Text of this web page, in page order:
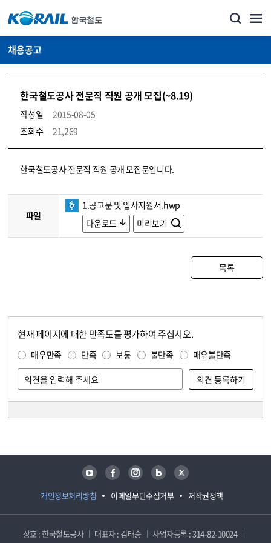
채용공고
한국철도공사 전문직 직원 공개 모집(~8.19)
작성일
2015-08-05
조회수
21,269
코레일소개_경영공시_채용공고 상세보기 – 내용, 파일, 담당자 연락처로 구성
한국철도공사 전문직 직원 공개 모집문입니다.
파일
1.공고문 및 입사지원서.hwp
다운로드
미리보기
목록
현재 페이지에 대한 만족도를 평가하여 주십시오.
매우만족 만족 보통 불만족 매우불만족
개인정보처리방침 이메일무단수집거부 저작권정책
유튜브 페이스북 인스타그램 블로그 트위터
상호 : 한국철도공사 대표자 : 김태승
사업자등록 : 314-82-10024